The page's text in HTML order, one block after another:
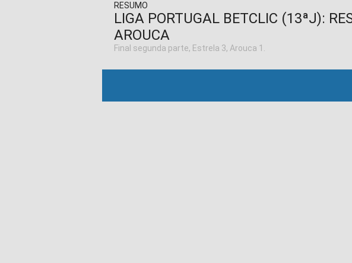
RESUMO
LIGA PORTUGAL BETCLIC (13ªJ):
AROUCA
Final segunda parte, Estrela 3, Arouca 1.